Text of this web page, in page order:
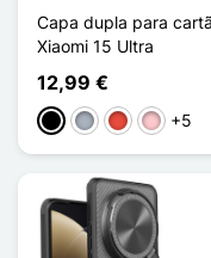
Capa dupla para
Xiaomi 15 Ultra
12,99 €
PretoCinzentoVermelho
Rosa+5